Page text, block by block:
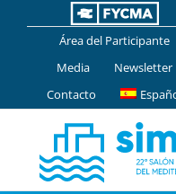
Área del Participante
Media
Newsletter
Contacto